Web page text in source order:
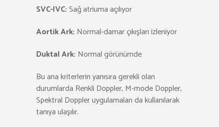
SVC-IVC:Sağ atriuma açılıyor
Aortik Ark: Normal-damar çıkışları izleniyor
Duktal Ark: Normal görünümde
Bu ana kriterlerin yanısıra gerekli olan
durumlarda Renkli Doppler, M-mode Doppler,
Spektral Doppler uygulamaları da kullanılarak
tanıya ulaşılır.